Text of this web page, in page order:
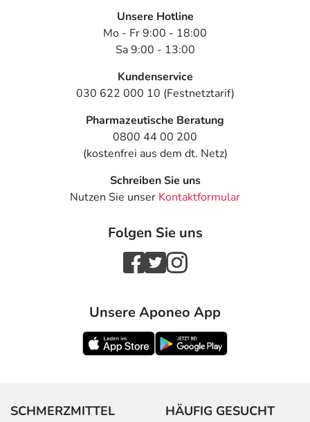
Unsere Hotline
Mo - Fr 9:00 - 18:00
Sa 9:00 - 13:00
Kundenservice
030 622 000 10 (Festnetztarif)
Pharmazeutische Beratung
0800 44 00 200
(kostenfrei aus dem dt. Netz)
Schreiben Sie uns
Nutzen Sie unser Kontaktformular
Folgen Sie uns
Unsere Aponeo App
SCHMERZMITTEL HÄUFIG GESUCHT